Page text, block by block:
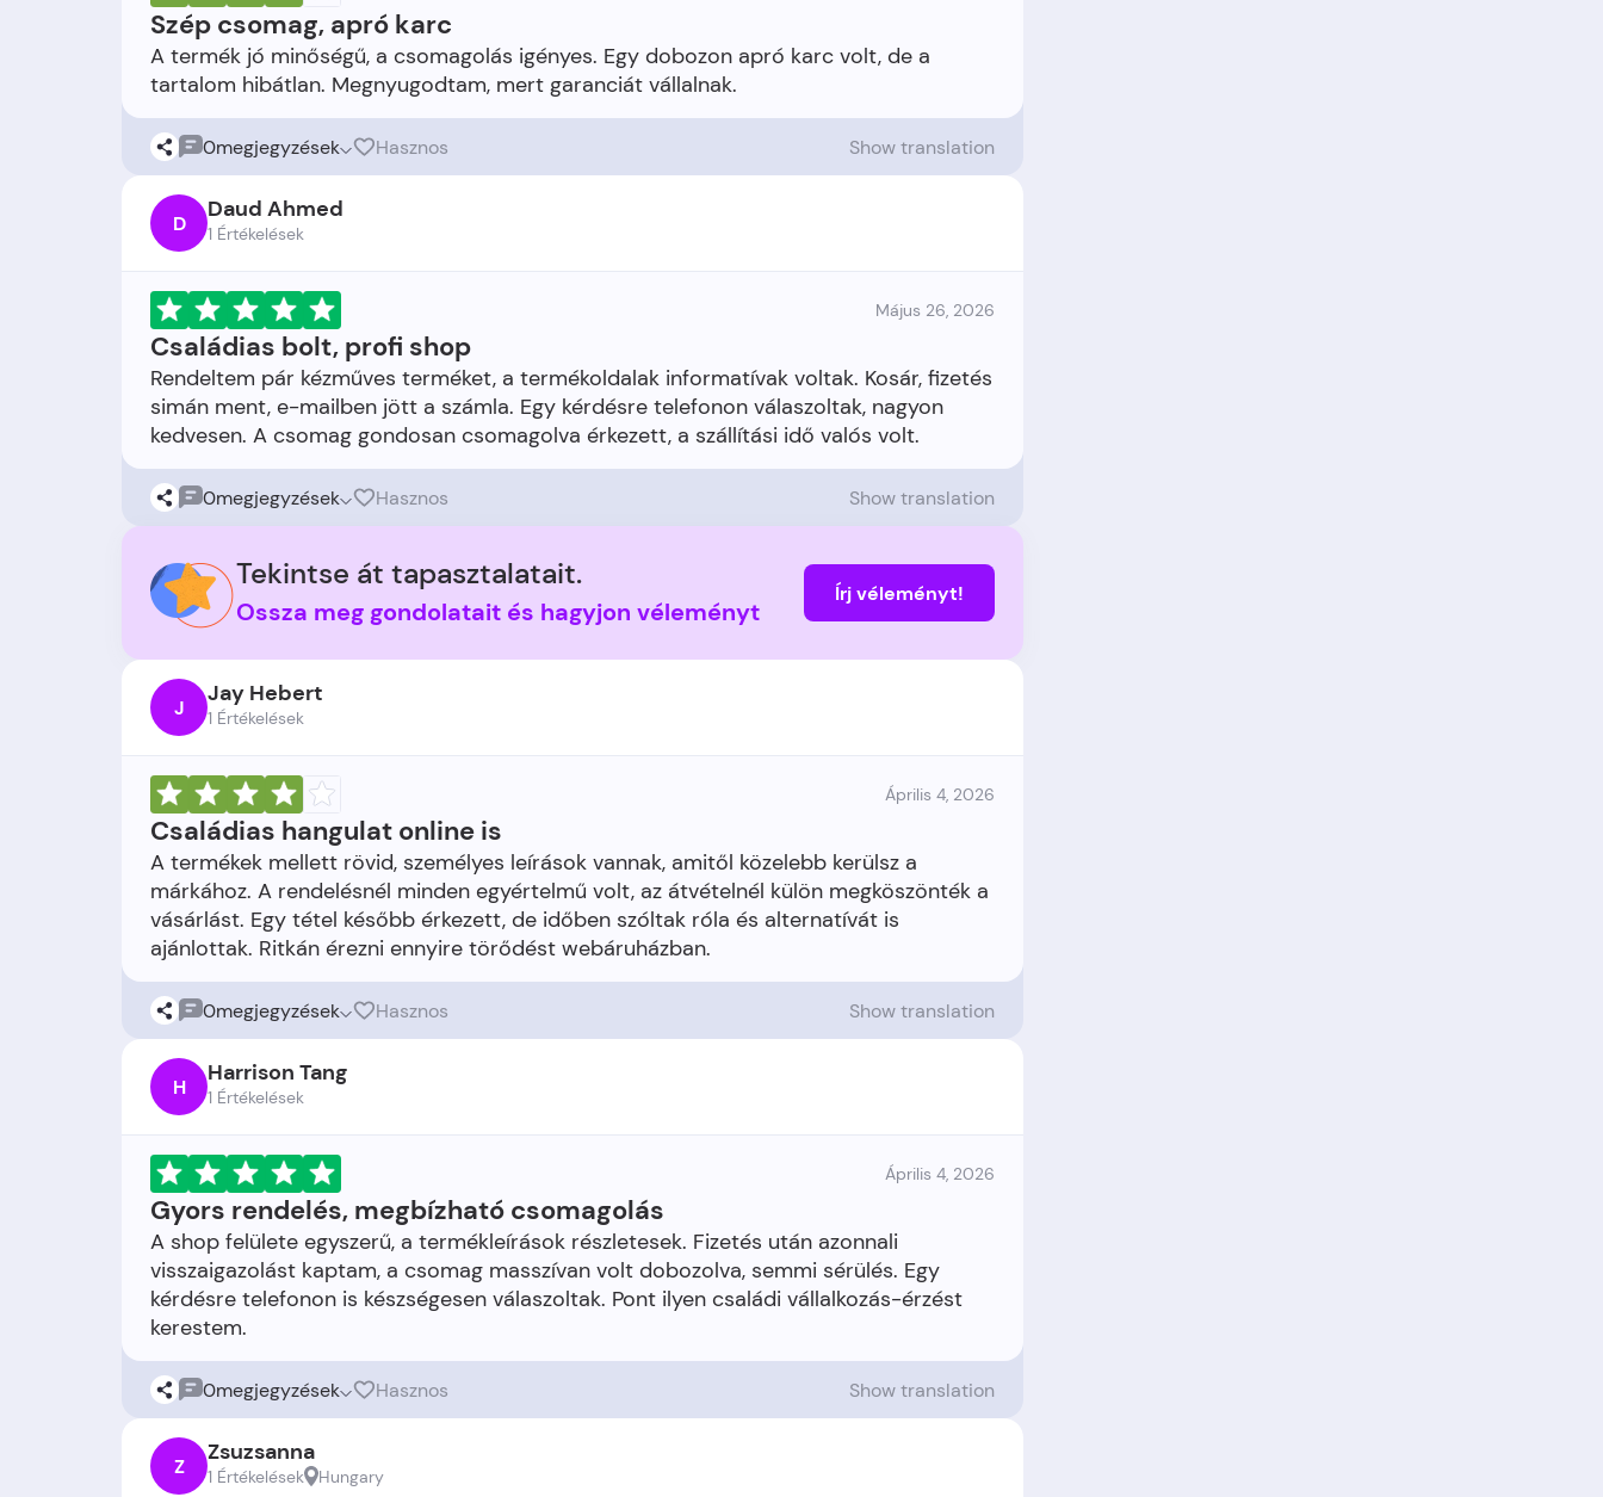
Szép csomag, apró karc
A termék jó minőségű, a csomagolás igényes. Egy dobozon apró karc volt, de a
0megjegyzések Hasznos Show translation
D Daud Ahmed
1 Értékelések
Május 26, 2026
Családias bolt, profi shop
Rendeltem pár kézműves terméket, a termékoldalak informatívak voltak. Kosár, fizetés
simán ment, e-mailben jött a számla. Egy kérdésre telefonon válaszoltak, nagyon
0megjegyzések Hasznos Show translation
Tekintse át tapasztalatait.
Ossza meg gondolatait és hagyjon véleményt
Írj véleményt!
J Jay Hebert
1 Értékelések
Április 4, 2026
Családias hangulat online is
A termékek mellett rövid, személyes leírások vannak, amitől közelebb kerülsz a
márkához. A rendelésnél minden egyértelmű volt, az átvételnél külön megköszönték a
vásárlást. Egy tétel később érkezett, de időben szóltak róla és alternatívát is
0megjegyzések Hasznos Show translation
H Harrison Tang
1 Értékelések
Április 4, 2026
Gyors rendelés, megbízható csomagolás
A shop felülete egyszerű, a termékleírások részletesek. Fizetés után azonnali
visszaigazolást kaptam, a csomag masszívan volt dobozolva, semmi sérülés. Egy
kérdésre telefonon is készségesen válaszoltak. Pont ilyen családi vállalkozás-érzést
0megjegyzések Hasznos Show translation
Z Zsuzsanna
1 Értékelések Hungary